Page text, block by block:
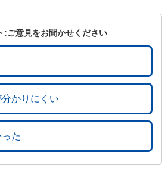
:ご意見をお聞かせください
かりにくい
た